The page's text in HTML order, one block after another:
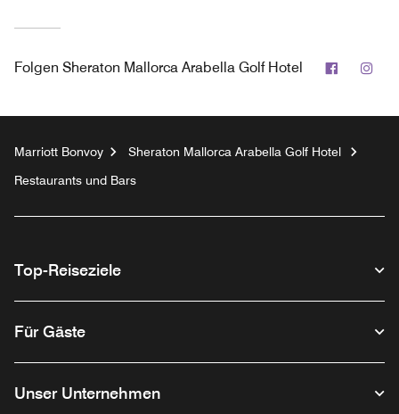
Folgen Sheraton Mallorca Arabella Golf Hotel
Marriott Bonvoy
Sheraton Mallorca Arabella Golf Hotel
Restaurants und Bars
Top-Reiseziele
Für Gäste
Unser Unternehmen